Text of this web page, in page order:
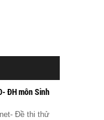
ĐH môn Sinh
Đề thi thử